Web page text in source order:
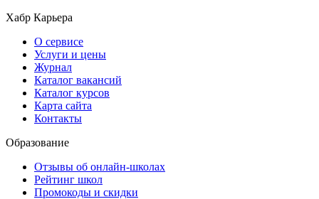
Хабр Карьера
О сервисе
Услуги и цены
Журнал
Каталог вакансий
Каталог курсов
Карта сайта
Контакты
Образование
Отзывы об онлайн-школах
Рейтинг школ
Промокоды и скидки